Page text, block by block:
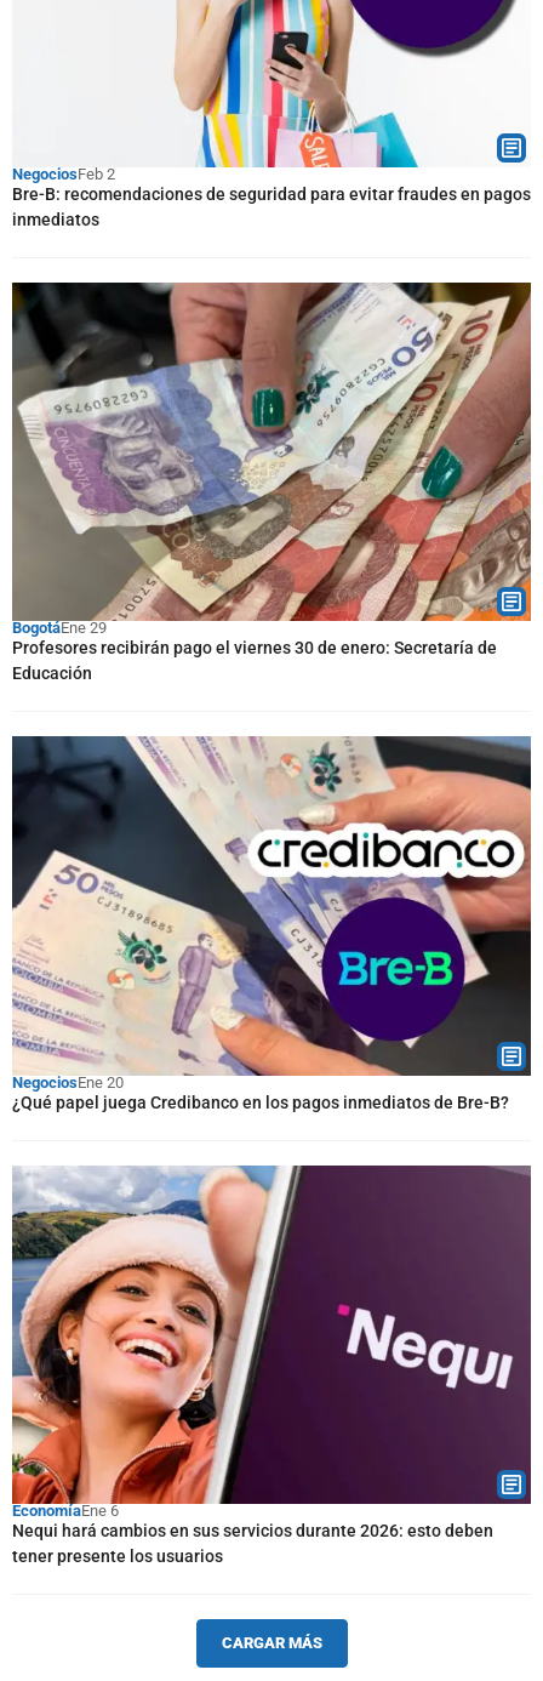
NegociosFeb 2
Bre-B: recomendaciones de seguridad para evitar fraudes en pagos
inmediatos
BogotáEne 29
Profesores recibirán pago el viernes 30 de enero: Secretaría de
Educación
NegociosEne 20
¿Qué papel juega Credibanco en los pagos inmediatos de Bre-B?
EconomíaEne 6
Nequi hará cambios en sus servicios durante 2026: esto deben
tener presente los usuarios
CARGAR MÁS